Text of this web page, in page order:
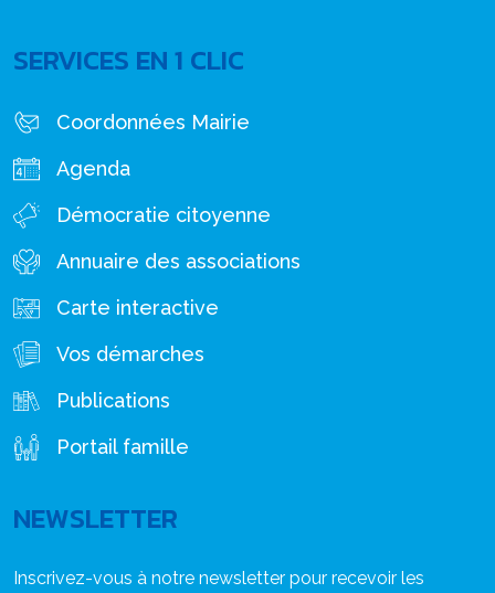
SERVICES EN 1 CLIC
Coordonnées Mairie
Agenda
Démocratie citoyenne
Annuaire des associations
Carte interactive
Vos démarches
Publications
Portail famille
NEWSLETTER
Inscrivez-vous à notre newsletter pour recevoir les